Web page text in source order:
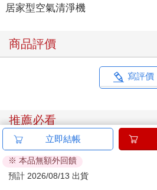
居家型空氣清淨機
商品評價
寫評價
推薦必看
立即結帳
※ 本品無額外回饋
預計 2026/08/13 出貨